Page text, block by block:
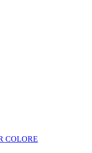
COLORE